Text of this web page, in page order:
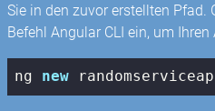
Sie in den zuvor erstellten Pfad.
Befehl Angular CLI ein, um
ng new